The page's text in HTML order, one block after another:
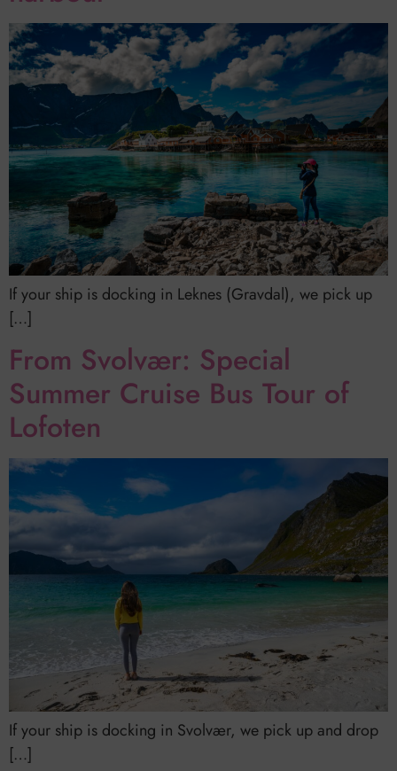
If your ship is docking in Leknes (Gravdal), we pick up
[…]
From Svolvær: Special
Summer Cruise Bus Tour of
Lofoten
If your ship is docking in Svolvær, we pick up and drop
[…]